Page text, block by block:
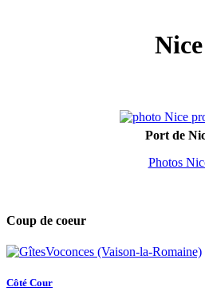
Nice
Port de
Photos
Coup de coeur
Côté Cour